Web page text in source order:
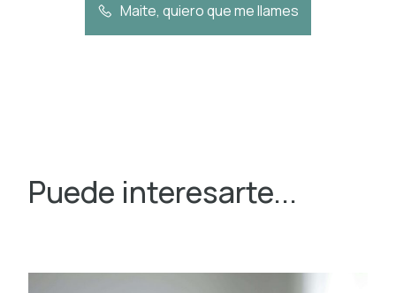
Maite, quiero que me llames
Puede interesarte...